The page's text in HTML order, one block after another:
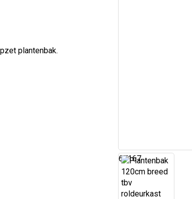
plantenbak.
67167